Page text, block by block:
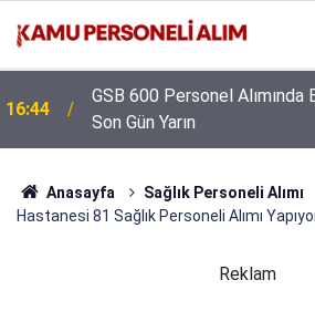
16:44
GSB 600 Personel Alımında
Son Gün Yarın
Anasayfa Sağlık Personeli Alımı
Hastanesi 81 Sağlık Personeli Alımı
Reklam